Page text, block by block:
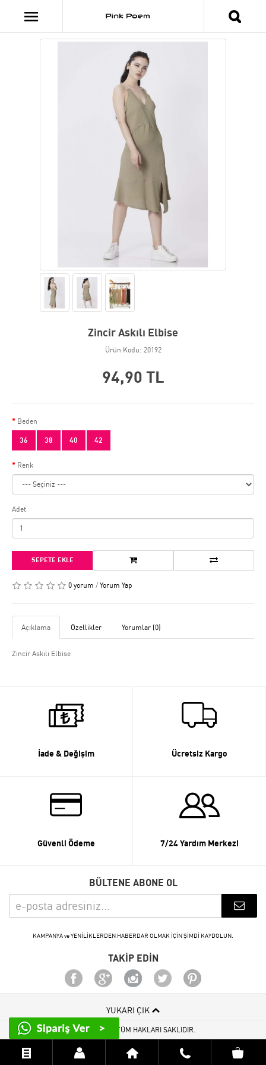
Zincir Askılı Elbise
Ürün Kodu: 20192
94,90 TL
Beden
36 38 40 42
Renk
Adet
SEPETE EKLE
0 yorum / Yorum Yap
Açıklama Özellikler Yorumlar (0)
Zincir Askılı Elbise
İade & Değişim Ücretsiz Kargo
Güvenli Ödeme 7/24 Yardım Merkezi
BÜLTENE ABONE OL
KAMPANYA ve YENİLİKLERDEN HABERDAR OLMAK İÇİN ŞİMDİ KAYDOLUN.
TAKİP EDİN
YUKARI ÇIK
© 2015 - 2026 TÜM HAKLARI SAKLIDIR.